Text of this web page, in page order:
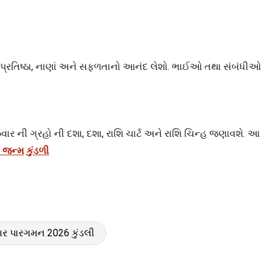
પ્રતિષ્ઠા, નાણાં અને સફળતાનો આનંદ લેશો. ભાઈઓ તથા સંબંધીઓ
ગ્રહો ની દશા, દશા, રાશિ ચાર્ટ અને રાશિ ચિન્હ જણાવશે. આ
જન્મ કુંડળી
પારગમન 2026 કુંડલી